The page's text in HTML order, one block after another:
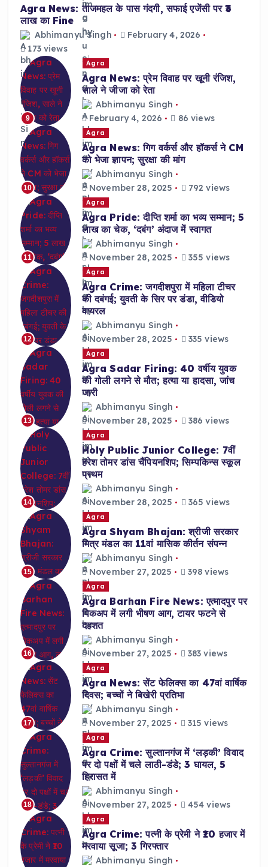
Agra News: ताजमहल के पास गंदगी, सफाई एजेंसी पर ₹3
लाख का Fine
Abhimanyu Singh
February 4, 2026
173 views
9
Agra
Agra News: प्रेम विवाह पर खूनी रंजिश,
साले ने जीजा को रेता
Abhimanyu Singh
February 4, 2026
86 views
10
Agra
Agra News: गिग वर्कर्स और हॉकर्स ने CM
को भेजा ज्ञापन; सुरक्षा की मांग
Abhimanyu Singh
November 28, 2025
792 views
11
Agra
Agra Pride: दीप्ति शर्मा का भव्य सम्मान; 5
लाख का चेक, ‘दबंग’ अंदाज में स्वागत
Abhimanyu Singh
November 28, 2025
355 views
12
Agra
Agra Crime: जगदीशपुरा में महिला टीचर
की दबंगई; युवती के सिर पर डंडा, वीडियो
वायरल
Abhimanyu Singh
November 28, 2025
335 views
13
Agra
Agra Sadar Firing: 40 वर्षीय युवक
की गोली लगने से मौत; हत्या या हादसा, जांच
जारी
Abhimanyu Singh
November 28, 2025
386 views
14
Agra
Holy Public Junior College: 7वीं
हरेश तोमर डांस चैंपियनशिप; सिम्पकिन्स स्कूल
प्रथम
Abhimanyu Singh
November 28, 2025
365 views
15
Agra
Agra Shyam Bhajan: श्रीजी सरकार
मित्र मंडल का 11वां मासिक कीर्तन संपन्न
Abhimanyu Singh
November 27, 2025
398 views
16
Agra
Agra Barhan Fire News: एत्मादपुर पर
पिकअप में लगी भीषण आग, टायर फटने से
दहशत
Abhimanyu Singh
November 27, 2025
383 views
17
Agra
Agra News: सेंट फेलिक्स का 47वां वार्षिक
दिवस; बच्चों ने बिखेरी प्रतिभा
Abhimanyu Singh
November 27, 2025
315 views
18
Agra
Agra Crime: सुल्तानगंज में ‘लड़की’ विवाद
पर दो पक्षों में चले लाठी-डंडे; 3 घायल, 5
हिरासत में
Abhimanyu Singh
November 27, 2025
454 views
Agra
Agra Crime: पत्नी के प्रेमी ने ₹10 हजार में
मरवाया सूजा; 3 गिरफ्तार
Abhimanyu Singh